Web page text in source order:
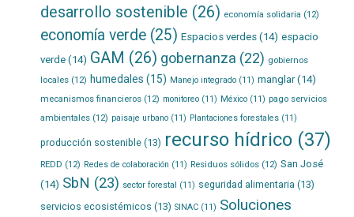
desarrollo sostenible (26) economía solidaria (12)
economía verde(25) Espacios verdes(14) espacio
verde(14) GAM (26) gobernanza (22) gobiernos
locales(12) humedales (15) Manejo integrado(11) manglar(14)
mecanismos financieros(12) monitoreo(11) México(11) pago servicios
ambientales(12) paisaje urbano(11) Plantaciones forestales(11)
producción sostenible(13) recurso hídrico(37)
REDD (12) Redes de colaboración (11) Residuos sólidos(12) San José
(14) SbN (23) sector forestal (11) seguridad alimentaria (13)
servicios ecosistémicos (13) SINAC(11) Soluciones